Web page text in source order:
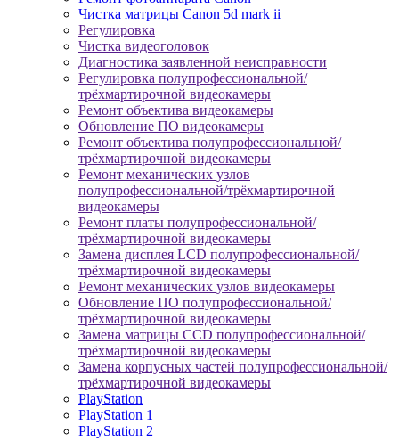
Чистка матрицы Canon 5d mark ii
Регулировка
Чистка видеоголовок
Диагностика заявленной неисправности
Регулировка полупрофессиональной/
трёхмартирочной видеокамеры
Ремонт объектива видеокамеры
Обновление ПО видеокамеры
Ремонт объектива полупрофессиональной/
трёхмартирочной видеокамеры
Ремонт механических узлов
полупрофессиональной/трёхмартирочной
видеокамеры
Ремонт платы полупрофессиональной/
трёхмартирочной видеокамеры
Замена дисплея LCD полупрофессиональной/
трёхмартирочной видеокамеры
Ремонт механических узлов видеокамеры
Обновление ПО полупрофессиональной/
трёхмартирочной видеокамеры
Замена матрицы CCD полупрофессиональной/
трёхмартирочной видеокамеры
Замена корпусных частей полупрофессиональной/
трёхмартирочной видеокамеры
PlayStation
PlayStation 1
PlayStation 2